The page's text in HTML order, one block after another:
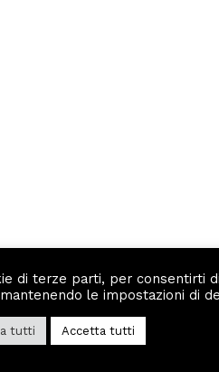
di terze parti, per consentirti
le impostazioni di
tutti Accetta tutti